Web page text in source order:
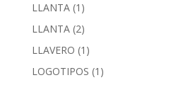
LLANTA (1)
LLANTA (2)
LLAVERO (1)
LOGOTIPOS (1)